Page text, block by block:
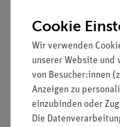
»Standard-
Versuch wird eine
und einige
Eine Platinelektrode
mit Wasserstoff
nacheinander mit 4
Cookie
Wir verwenden
unserer Website und
von Besucher:innen
Anzeigen zu
einzubinden oder
Die